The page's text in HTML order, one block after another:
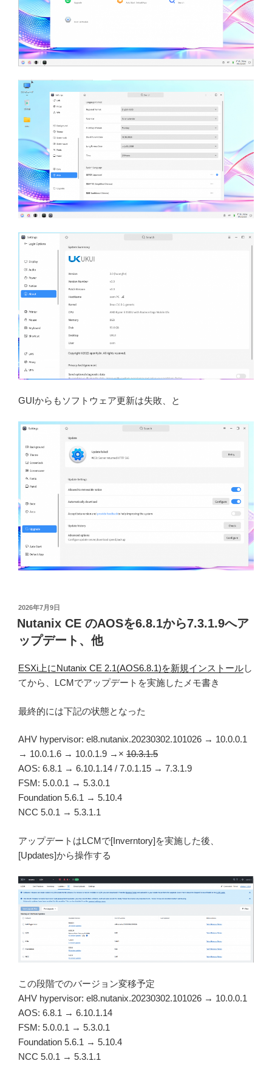
GUIからもソフトウェア更新は失敗、と
投
稿
日:
2026年7月9日
Nutanix CE のAOSを6.8.1から7.3.1.9へア
ップデート、他
ESXi上にNutanix CE 2.1(AOS6.8.1)を新規インストールし
てから、LCMでアップデートを実施したメモ書き
最終的には下記の状態となった
AHV hypervisor: el8.nutanix.20230302.101026 → 10.0.0.1
→ 10.0.1.6 → 10.0.1.9 →× 10.3.1.5
AOS: 6.8.1 → 6.10.1.14 / 7.0.1.15 → 7.3.1.9
FSM: 5.0.0.1 → 5.3.0.1
Foundation 5.6.1 → 5.10.4
NCC 5.0.1 → 5.3.1.1
アップデートはLCMで[Inverntory]を実施した後、
[Updates]から操作する
この段階でのバージョン変移予定
AHV hypervisor: el8.nutanix.20230302.101026 → 10.0.0.1
AOS: 6.8.1 → 6.10.1.14
FSM: 5.0.0.1 → 5.3.0.1
Foundation 5.6.1 → 5.10.4
NCC 5.0.1 → 5.3.1.1